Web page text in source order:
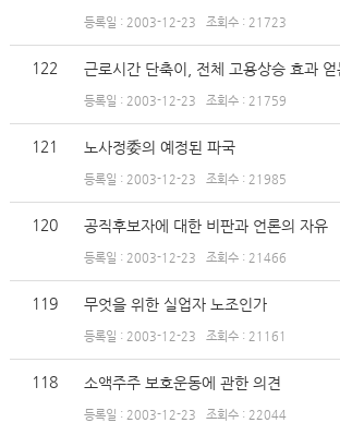
등록일 : 2003-12-23 조회수 : 21723
122 근로시간 단축이, 전체 고용상승 효과
등록일 : 2003-12-23 조회수 : 21759
121 노사정委의 예정된 파국
등록일 : 2003-12-23 조회수 : 21985
120 공직후보자에 대한 비판과 언론의 자유
등록일 : 2003-12-23 조회수 : 21466
119 무엇을 위한 실업자 노조인가
등록일 : 2003-12-23 조회수 : 21161
118 소액주주 보호운동에 관한 의견
등록일 : 2003-12-23 조회수 : 22044